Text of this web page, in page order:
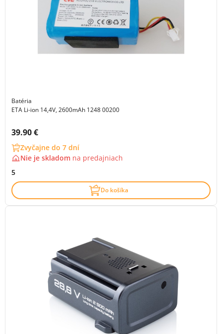
Batéria
ETA Li-ion 14,4V, 2600mAh 1248 00200
Cena s DPH:
39.90 €
Zvyčajne do 7 dní
Nie je skladom na predajniach
5
Do košíka